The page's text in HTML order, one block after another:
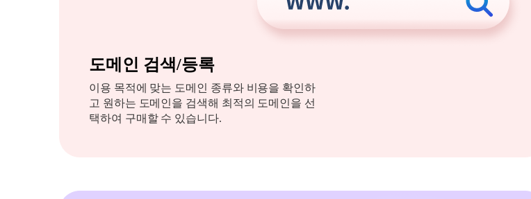
도메인 검색/등록
이용 목적에 맞는 도메인 종류와 비용을 확인하
고 원하는 도메인을 검색해 최적의 도메인을 선
택하여 구매할 수 있습니다.